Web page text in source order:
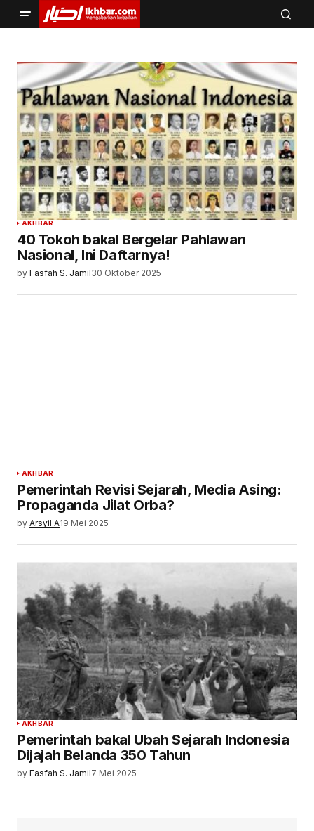
AKHBAR
40 Tokoh bakal Bergelar Pahlawan
Nasional, Ini Daftarnya!
by Fasfah S. Jamil30 Oktober 2025
AKHBAR
Pemerintah Revisi Sejarah, Media Asing:
Propaganda Jilat Orba?
by Arsyil A19 Mei 2025
AKHBAR
Pemerintah bakal Ubah Sejarah Indonesia
Dijajah Belanda 350 Tahun
by Fasfah S. Jamil7 Mei 2025